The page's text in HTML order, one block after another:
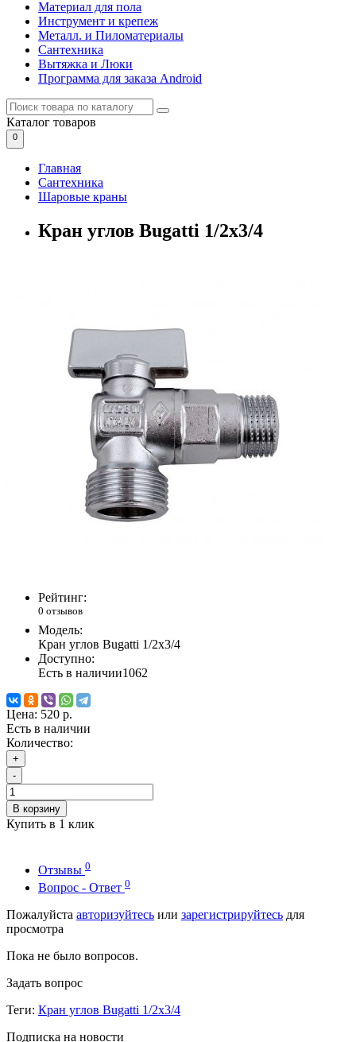
Материал для пола
Инструмент и крепеж
Металл. и Пиломатериалы
Сантехника
Вытяжка и Люки
Программа для заказа Android
Каталог товаров
0
Главная
Сантехника
Шаровые краны
Кран углов Bugatti 1/2х3/4
Рейтинг:
0 отзывов
Модель:
Кран углов Bugatti 1/2х3/4
Доступно:
Есть в наличии1062
Цена: 520 р.
Есть в наличии
Количество:
+
-
В корзину
Купить в 1 клик
Отзывы 0
Вопрос - Ответ 0
Пожалуйста авторизуйтесь или зарегистрируйтесь для
просмотра
Пока не было вопросов.
Задать вопрос
Теги: Кран углов Bugatti 1/2х3/4
Подписка на новости